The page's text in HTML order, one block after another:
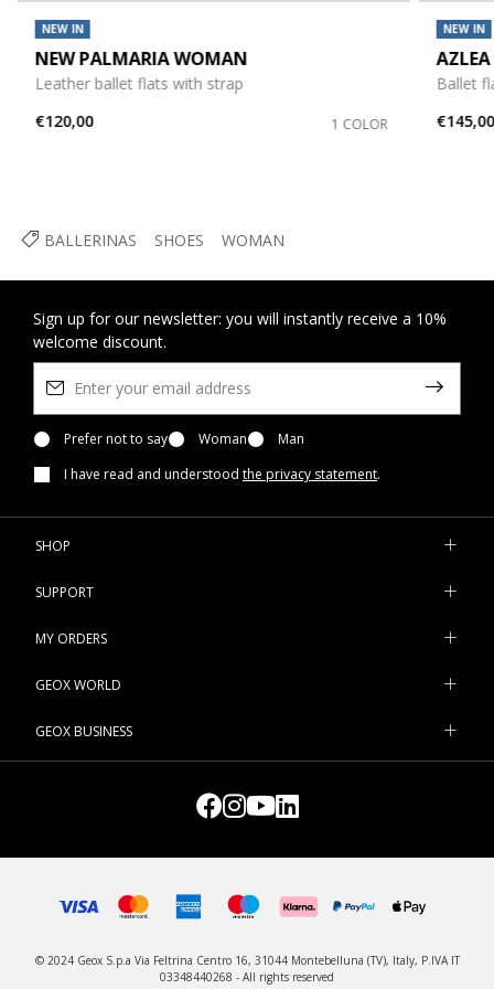
BALLERINAS SHOES WOMAN
NEW IN
NEW PALMARIA WOMAN
Leather ballet flats with strap
€120,00
1 COLOR
NEW IN
Ballet
€145,00
Sign up for our newsletter: you will instantly receive a 10%
welcome discount.
Prefer not to say Woman
Man
I have read and understood the privacy statement.
SHOP
SUPPORT
MY ORDERS
GEOX WORLD
GEOX BUSINESS
© 2024 Geox S.p.a Via Feltrina Centro 16, 31044 Montebelluna (TV), Italy, P.IVA IT
03348440268 - All rights reserved